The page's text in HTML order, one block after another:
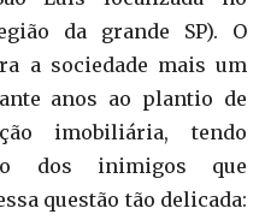
da grande SP). O
a sociedade mais um
anos ao plantio de
imobiliária, tendo
dos inimigos que
questão tão delicada: